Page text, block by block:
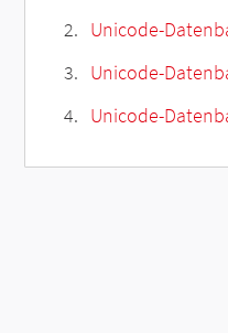
Unicode-
Unicode-
Unicode-